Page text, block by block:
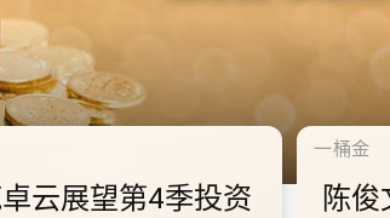
10.2.2 2028年底前当局提